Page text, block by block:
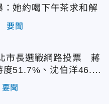
：她約喝下午茶求和解
要聞
市長選戰網路投票 蔣
度51.7%、沈伯洋46.
要聞